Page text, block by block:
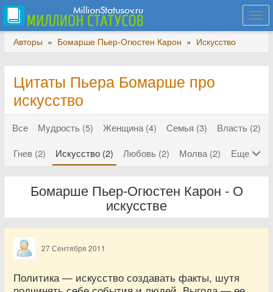
Авторы » Бомарше Пьер-Огюстен Карон » Искусство
Цитаты Пьера Бомарше про
искусство
Все Мудрость (5) Женщина (4) Семья (3)
Власть (2)
Гнев (2)
Искусство (2) Любовь (2) Молва (2) Еще
Бомарше Пьер-Огюстен Карон - О
искусстве
27 Сентября 2011
Политика — искусство создавать факты, шутя